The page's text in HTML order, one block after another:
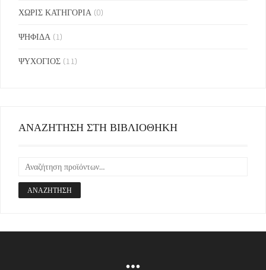
ΧΩΡΙΣ ΚΑΤΗΓΟΡΙΑ (0)
ΨΗΦΙΔΑ (1)
ΨΥΧΟΓΙΟΣ (11)
ΑΝΑΖΗΤΗΣΗ ΣΤΗ ΒΙΒΛΙΟΘΗΚΗ
ΑΝΑΖΉΤΗΣΗ